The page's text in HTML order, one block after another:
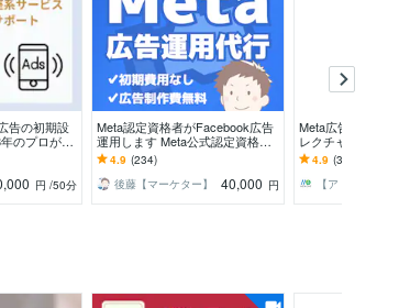
告の初期設
のプロがサ
スタ広告
円 /50分
Meta認定資格者がFacebook広告
運用します Meta公式認定資格保
有者による広告運用代行で成果最
大化へ
4.9 (234)
後藤【マーケター】
40,000 円
Meta広告の設定
レクチャーしま
上】初心者〜中
有レクチャー
4.9 (365)